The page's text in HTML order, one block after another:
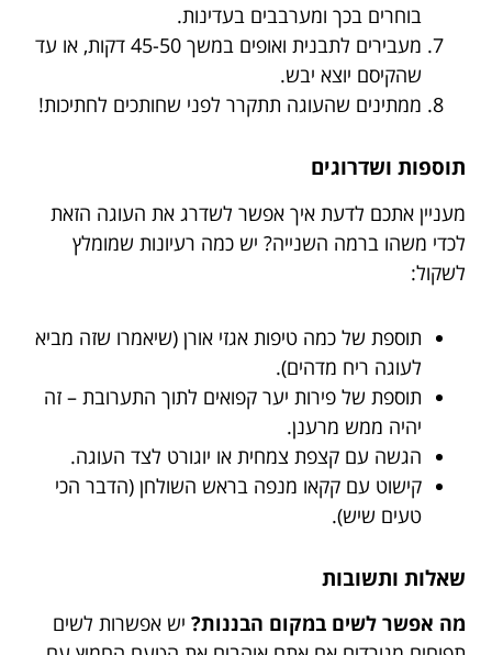
בוחרים בכך ומערבבים בעדינות.
מעבירים לתבנית ואופים במשך 45-50 דקות, או עד
שהקיסם יוצא יבש.
ממתינים שהעוגה תתקרר לפני שחותכים לחתיכות!
תוספות ושדרוגים
מעניין אתכם לדעת איך אפשר לשדרג את העוגה הזאת
לכדי משהו ברמה השנייה? יש כמה רעיונות שמומלץ
לשקול:
תוספת של כמה טיפות אגזי אורן (שיאמרו שזה מביא
לעוגה ריח מדהים).
תוספת של פירות יער קפואים לתוך התערובת – זה
יהיה ממש מרענן.
הגשה עם קצפת צמחית או יוגורט לצד העוגה.
קישוט עם קקאו מנפה בראש השולחן (הדבר הכי
טעים שיש).
שאלות ותשובות
מה אפשר לשים במקום הבננות? יש אפשרות לשים